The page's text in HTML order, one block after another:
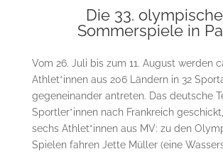
Die 33.
Sommerspiele in
Vom 26. Juli bis zum 11. August werden
Athlet*innen aus 206 Ländern in 32
gegeneinander antreten. Das deutsche
Sportler*innen nach Frankreich
sechs Athlet*innen aus MV: zu den
Spielen fahren Jette Müller (eine